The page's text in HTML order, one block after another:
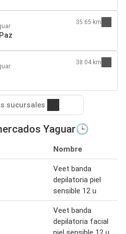
35.65 km
38.04 km
sucursales
Yaguar🕒
Nombre
Veet banda
depilatoria piel
sensible 12 u
Veet banda
depilatoria facial